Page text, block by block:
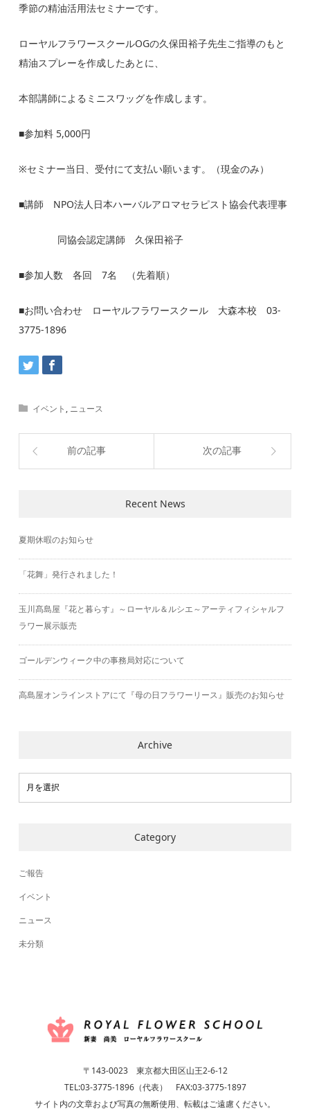
季節の精油活用法セミナーです。
ローヤルフラワースクールOGの久保田裕子先生ご指導のもと
精油スプレーを作成したあとに、
本部講師によるミニスワッグを作成します。
■参加料 5,000円
※セミナー当日、受付にて支払い願います。（現金のみ）
■講師 NPO法人日本ハーバルアロマセラピスト協会代表理事
同協会認定講師 久保田裕子
■参加人数 各回 7名 （先着順）
■お問い合わせ ローヤルフラワースクール 大森本校 03-
3775-1896
イベント , ニュース
前の記事 次の記事
Recent News
夏期休暇のお知らせ
「花舞」発行されました！
玉川髙島屋『花と暮らす』～ローヤル＆ルシエ～アーティフィシャルフ
ラワー展示販売
ゴールデンウィーク中の事務局対応について
高島屋オンラインストアにて『母の日フラワーリース』販売のお知らせ
Archive
Category
ご報告
イベント
ニュース
未分類
〒143-0023 東京都大田区山王2-6-12
TEL:03-3775-1896（代表） FAX:03-3775-1897
サイト内の文章および写真の無断使用、転載はご遠慮ください。